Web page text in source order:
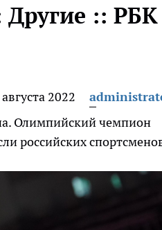
Другие :: РБК
2022
Олимпийский чемпион
российских